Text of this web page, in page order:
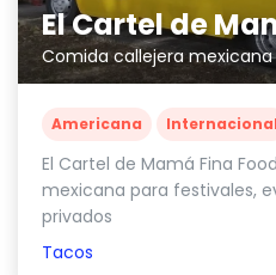
El Cartel de
Comida callejera mexicana
Americana Internacional
El Cartel de Mamá Fina
mexicana para festivales,
privados
Tacos